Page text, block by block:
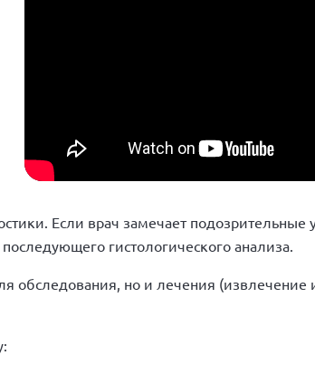
Если врач замечает подозрительные
гистологического анализа.
обследования, но и лечения (извлечение